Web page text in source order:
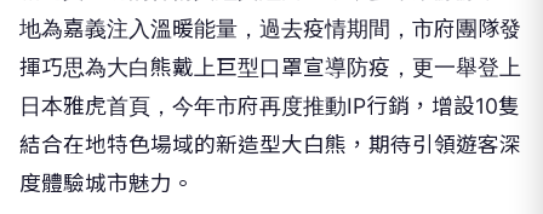
地為嘉義注入溫暖能量，過去疫情期間，市府團隊發
揮巧思為大白熊戴上巨型口罩宣導防疫，更一舉登上
日本雅虎首頁，今年市府再度推動IP行銷，增設10隻
結合在地特色場域的新造型大白熊，期待引領遊客深
度體驗城市魅力。